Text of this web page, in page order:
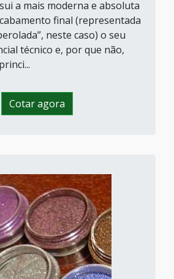
a mais moderna e absoluta
final (representada
neste caso) o seu
técnico e, por que não,
Cotar agora